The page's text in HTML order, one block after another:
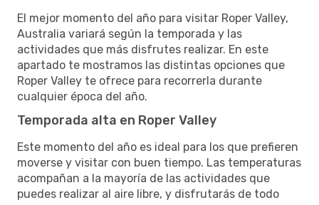
El mejor momento del año para visitar Roper Valley,
Australia variará según la temporada y las
actividades que más disfrutes realizar. En este
apartado te mostramos las distintas opciones que
Roper Valley te ofrece para recorrerla durante
cualquier época del año.
Temporada alta en Roper Valley
Este momento del año es ideal para los que prefieren
moverse y visitar con buen tiempo. Las temperaturas
acompañan a la mayoría de las actividades que
puedes realizar al aire libre, y disfrutarás de todo